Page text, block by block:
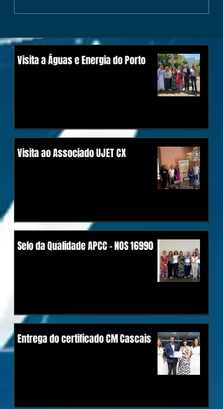
Visita a Águas e Energia do Porto
Visita ao Associado UJET CX
Selo da Qualidade APCC - NOS 16990
Entrega do certificado CM Cascais